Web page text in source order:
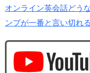
オンライン英会話どう
ンプが一番と言い切れ